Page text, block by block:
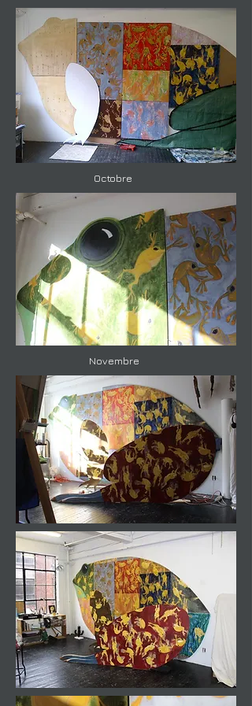
Octobre
Novembre